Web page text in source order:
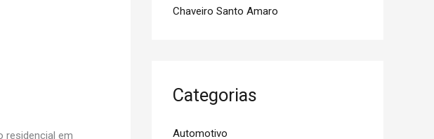
residencial em
Chaveiro Santo Amaro
Categorias
Automotivo